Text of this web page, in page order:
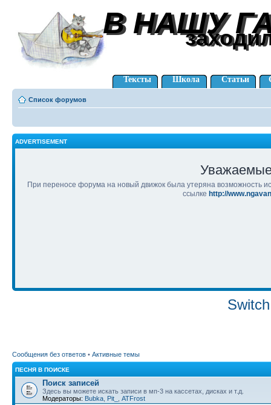
В НАШУ
В НАШУ
Тексты Школа Статьи
Список форумов
ADVERTISEMENT
При переносе форума на новый движок была утеряна возможность
ссылке http://
Сообщения без ответов • Активные темы
ПЕСНЯ В ПОИСКЕ
Поиск записей
Здесь вы можете искать записи в мп-3 на кассетах, дисках и т.д.
Модераторы: Bubka Pit_ ATFrost